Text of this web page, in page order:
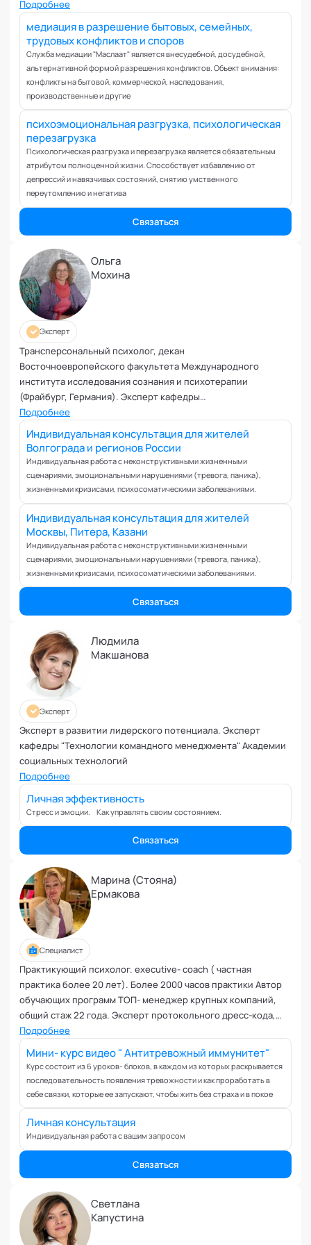
Воспитание
Депрессия
Долголетие и качество жизни
Дыхательные практики
Зависимости
Защита от манипуляций
Иммунитет
Карьерная стратегия
Клиентский менеджмент
Командное лидерство
Коммуникация в команде
Корпоративная антропология
Корпоративная культура и этика
Коучинг команд
Коучинг руководителей
Кризисы
Маркетинговые и PR коммуникации
Международные коммуникации
Межличностные конфликты
Наставничество
Невроз
Обучение и образовательные программы
Ораторское искусство
Организация и проведение переговоров
Оргконсультирование
Осознанность
Отношения в паре
Персональный коучинг
Пищевое поведение
Поведенческий анализ
Подготовка и обучение специалистов
Половое воспитание
Проблемы с партнером
Прогнозирование
Продуктивность и мотивация сотрудников
Психологические травмы и блоки
ПТСР
Развитие коммуникабельности
Развитие лидерских качеств
Разработка бизнес-процессов
Расставание
Ревность и измена
Самоорганизация и мотивация
Самооценка и уверенность в себе
Секс и сексуальность
Системное мышление
Социализация и адаптация
Спорт и тренировки
Стресс
Травматический опыт
Управление продажами и маркетинг
Управление проектами
Подробнее
медиация в разрешение бытовых, семейных,
трудовых конфликтов и споров
Служба медиации "Маслаат" является внесудебной, досудебной,
альтернативной формой разрешения конфликтов. Объект внимания:
конфликты на бытовой, коммерческой, наследования,
производственные и другие
психоэмоциональная разгрузка, психологическая
перезагрузка
Психологическая разгрузка и перезагрузка является обязательным
атрибутом полноценной жизни. Способствует избавлению от
депрессий и навязчивых состояний, снятию умственного
переутомлению и негатива
Связаться
Ольга
Мохина
Эксперт
Трансперсональный психолог, декан
Восточноевропейского факультета Международного
института исследования сознания и психотерапии
(Фрайбург, Германия). Эксперт кафедры
"Трансперсональная психология" Академии социальных
технологий
Подробнее
Индивидуальная консультация для жителей
Волгограда и регионов России
Индивидуальная работа с неконструктивными жизненными
сценариями, эмоциональными нарушениями (тревога, паника),
жизненными кризисами, психосоматическими заболеваниями.
Индивидуальная консультация для жителей
Москвы, Питера, Казани
Индивидуальная работа с неконструктивными жизненными
сценариями, эмоциональными нарушениями (тревога, паника),
жизненными кризисами, психосоматическими заболеваниями.
Связаться
Людмила
Макшанова
Эксперт
Эксперт в развитии лидерского потенциала. Эксперт
кафедры "Технологии командного менеджмента" Академии
социальных технологий
Подробнее
Личная эффективность
Стресс и эмоции. Как управлять своим состоянием.
Связаться
Марина (Стояна)
Ермакова
Специалист
Практикующий психолог. executive- coach ( частная
практика более 20 лет). Более 2000 часов практики Автор
обучающих программ ТОП- менеджер крупных компаний,
общий стаж 22 года. Эксперт протокольного дресс-кода,
дизайнер -стилист политиков и бизнесменов с 2016 года
Подробнее
Мини- курс видео " Антитревожный иммунитет"
Курс состоит из 6 уроков- блоков, в каждом из которых раскрывается
последовательность появления тревожности и как проработать в
себе связки, которые ее запускают, чтобы жить без страха и в покое
Личная консультация
Индивидуальная работа с вашим запросом
Связаться
Светлана
Капустина